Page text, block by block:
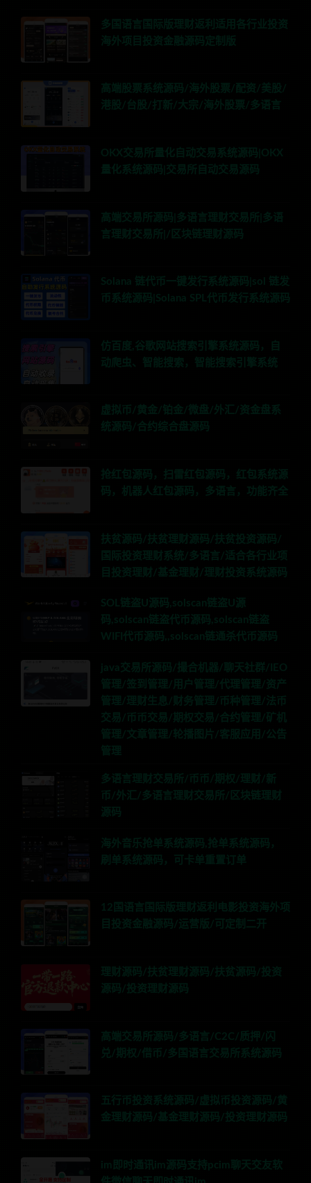
多国语言国际版理财返利适用各行业投资
海外项目投资金融源码定制版
高端股票系统源码/海外股票/配资/美股/
港股/台股/打新/大宗/海外股票/多语言
OKX交易所量化自动交易系统源码|OKX
量化系统源码|交易所自动交易源码
高端交易所源码|多语言理财交易所|多语
言理财交易所|/区块链理财源码
Solana 链代币一键发行系统源码|sol 链发
币系统源码|Solana SPL代币发行系统源码
仿百度,谷歌网站搜索引擎系统源码，自
动爬虫、智能搜索，智能搜索引擎系统
虚拟币/黄金/铂金/微盘/外汇/资金盘系
统源码/合约综合盘源码
抢红包源码，扫雷红包源码，红包系统源
码，机器人红包源码，多语言，功能齐全
扶贫源码/扶贫理财源码/扶贫投资源码/
国际投资理财系统/多语言/适合各行业项
目投资理财/基金理财/理财投资系统源码
SOL链盗U源码,solscan链盗U源
码,solscan链盗代币源码,solscan链盗
WIFI代币源码,,solscan链通杀代币源码
java交易所源码/撮合机器/聊天社群/IEO
管理/签到管理/用户管理/代理管理/资产
管理/理财生息/财务管理/币种管理/法币
交易/币币交易/期权交易/合约管理/矿机
管理/文章管理/轮播图片/客服应用/公告
管理
多语言理财交易所/币币/期权/理财/新
币/外汇/多语言理财交易所/区块链理财
源码
海外音乐抢单系统源码,抢单系统源码，
刷单系统源码，可卡单重置订单
12国语言国际版理财返利电影投资海外项
目投资金融源码/运营版/可定制二开
理财源码/扶贫理财源码/扶贫源码/投资
源码/投资理财源码
高端交易所源码/多语言/C2C/质押/闪
兑/期权/借币/多国语言交易所系统源码
五行币投资系统源码/虚拟币投资源码/黄
金理财源码/基金理财源码/投资理财源码
im即时通讯im源码支持pcim聊天交友软